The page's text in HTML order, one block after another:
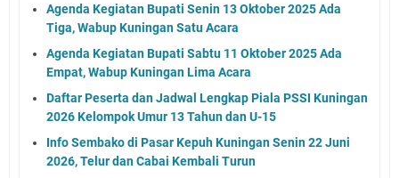
Agenda Kegiatan Bupati Senin 13 Oktober 2025 Ada
Tiga, Wabup Kuningan Satu Acara
Agenda Kegiatan Bupati Sabtu 11 Oktober 2025 Ada
Empat, Wabup Kuningan Lima Acara
Daftar Peserta dan Jadwal Lengkap Piala PSSI Kuningan
2026 Kelompok Umur 13 Tahun dan U-15
Info Sembako di Pasar Kepuh Kuningan Senin 22 Juni
2026, Telur dan Cabai Kembali Turun